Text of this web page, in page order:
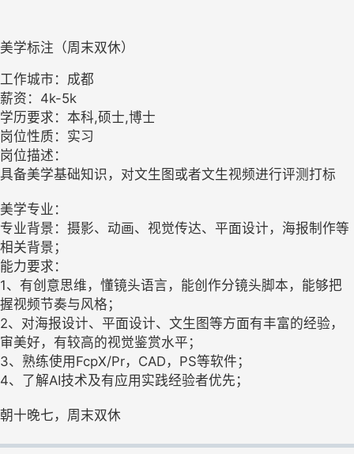
美学标注（周末双休）
工作城市：成都
薪资：4k-5k
学历要求：本科,硕士,博士
岗位性质：实习
岗位描述：
具备美学基础知识，对文生图或者文生视频进行评测打标
美学专业：
专业背景：摄影、动画、视觉传达、平面设计，海报制作等
相关背景；
能力要求：
1、有创意思维，懂镜头语言，能创作分镜头脚本，能够把
握视频节奏与风格；
2、对海报设计、平面设计、文生图等方面有丰富的经验，
审美好，有较高的视觉鉴赏水平；
3、熟练使用FcpX/Pr，CAD，PS等软件；
4、了解AI技术及有应用实践经验者优先；
朝十晚七，周末双休